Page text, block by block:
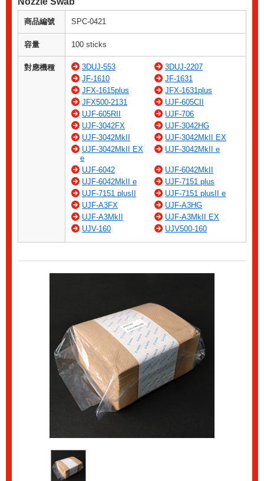
商品編號 SPC-0421
容量 100 sticks
對應機種 3DUJ-553
3DUJ-2207
JF-1610
JF-1631
JFX-1615plus
JFX-1631plus
JFX500-2131
UJF-605CII
UJF-605RII
UJF-706
UJF-3042FX
UJF-3042HG
UJF-3042MkII
UJF-3042MkII EX
UJF-3042MkII EX
e
UJF-3042MkII e
UJF-6042
UJF-6042MkII
UJF-6042MkII e
UJF-7151 plus
UJF-7151 plusII
UJF-7151 plusII e
UJF-A3FX
UJF-A3HG
UJF-A3MkII
UJF-A3MkII EX
UJV-160
UJV500-160